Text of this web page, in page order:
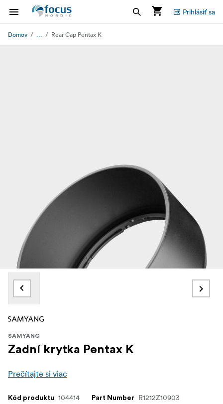
Prihlásiť sa
Domov ... Rear Cap Pentax K
SAMYANG
Zadní krytka Pentax K
Prečítajte si viac
Kód produktu 104414 Part Number R1212Z10903